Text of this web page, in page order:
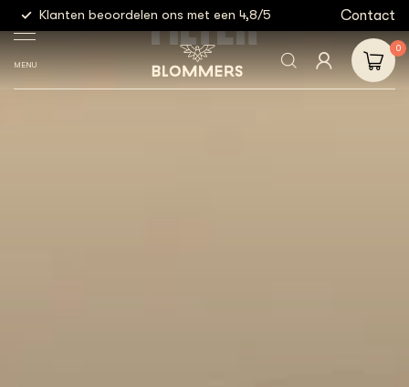
Klanten beoordelen ons met een 4,8/5 Gratis
Contact
MENU
0
FILTER